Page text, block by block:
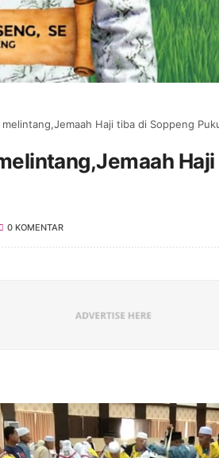
Haji tiba di Soppeng
0 KOMENTAR